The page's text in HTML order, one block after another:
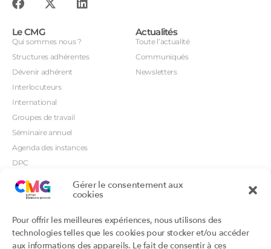
Gérer le consentement aux
cookies
Pour offrir les meilleures expériences, nous utilisons des
technologies telles que les cookies pour stocker et/ou accéder
aux informations des appareils. Le fait de consentir à ces
Le CMG
Qui sommes nous ?
Structures adhérentes
Dévenir adhérent
Interlocuteurs
International
Groupes de travail
Séminaire annuel
Agenda des instances
DPC
Orientations prioritaires
Actualités
Toute l’actualité
Communiqués
Newsletters
Productions
Productions du Collège
Productions des structures
Portails
Annuaire DU/DIU
Archimede.fr